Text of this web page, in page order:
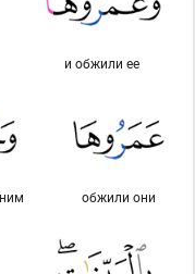
и обжили ее
обжили они